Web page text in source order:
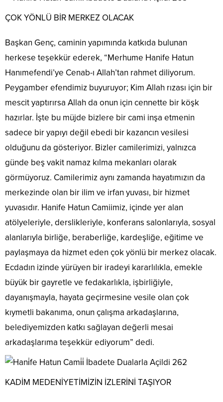
ÇOK YÖNLÜ BİR MERKEZ OLACAK
Başkan Genç, caminin yapımında katkıda bulunan
herkese teşekkür ederek, “Merhume Hanife Hatun
Hanımefendi’ye Cenab-ı Allah’tan rahmet diliyorum.
Peygamber efendimiz buyuruyor; Kim Allah rızası için bir
mescit yaptırırsa Allah da onun için cennette bir köşk
hazırlar. İşte bu müjde bizlere bir cami inşa etmenin
sadece bir yapıyı değil ebedi bir kazancın vesilesi
olduğunu da gösteriyor. Bizler camilerimizi, yalnızca
günde beş vakit namaz kılma mekanları olarak
görmüyoruz. Camilerimiz aynı zamanda hayatımızın da
merkezinde olan bir ilim ve irfan yuvası, bir hizmet
yuvasıdır. Hanife Hatun Camiimiz, içinde yer alan
atölyeleriyle, derslikleriyle, konferans salonlarıyla, sosyal
alanlarıyla birliğe, beraberliğe, kardeşliğe, eğitime ve
paylaşmaya da hizmet eden çok yönlü bir merkez olacak.
Ecdadın izinde yürüyen bir iradeyi kararlılıkla, emekle
büyük bir gayretle ve fedakarlıkla, işbirliğiyle,
dayanışmayla, hayata geçirmesine vesile olan çok
kıymetli bakanıma, onun çalışma arkadaşlarına,
belediyemizden katkı sağlayan değerli mesai
arkadaşlarıma teşekkür ediyorum” dedi.
KADİM MEDENİYETİMİZİN İZLERİNİ TAŞIYOR